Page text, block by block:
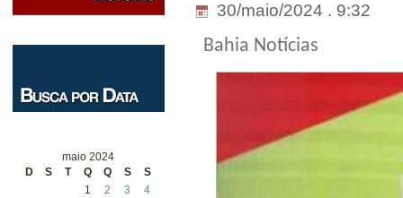
maio 2024
D
S T Q Q S S
1 2 3
4
30/maio/2024 . 9:32
Bahia Notícias